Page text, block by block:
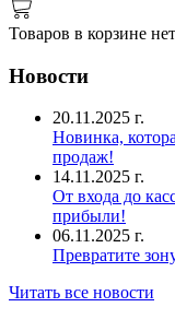
Товаров в корзине
Новости
20.11.2025 г.
Новинка,
продаж!
14.11.2025 г.
От входа до
прибыли!
06.11.2025 г.
Превратите
Читать все новости